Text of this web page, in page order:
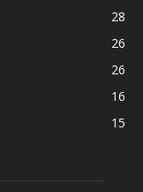
28
26
26
16
15